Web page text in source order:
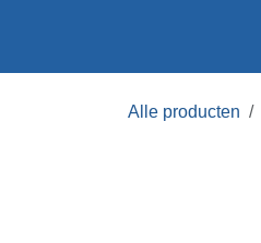
Alle producten